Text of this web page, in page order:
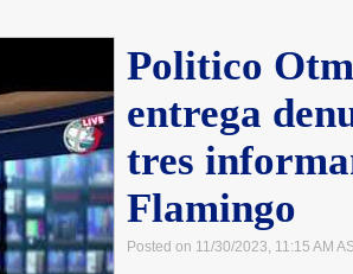
Politico
entrega
tres
Flamingo
Posted on 11/30/2023, 11:15 AM